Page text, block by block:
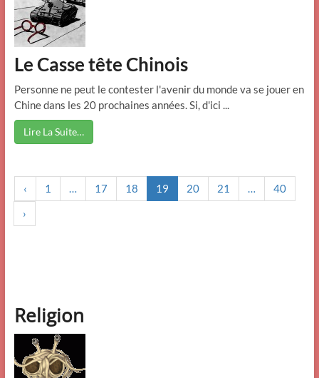
Le Casse tête Chinois
Personne ne peut le contester l'avenir du monde va se jouer en
Chine dans les 20 prochaines années. Si, d'ici ...
Lire La Suite…
‹ 1 … 17 18 19 20 21 …
40
›
Religion